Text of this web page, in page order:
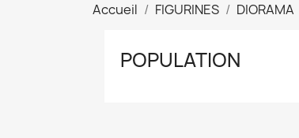
Accueil FIGURINES DIORAMA
POPULATION